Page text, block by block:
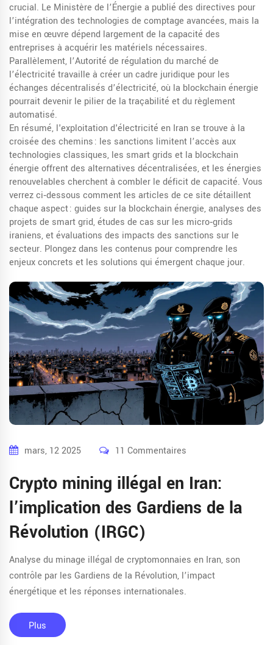
crucial. Le Ministère de l’Énergie a publié des directives pour
l’intégration des technologies de comptage avancées, mais la
mise en œuvre dépend largement de la capacité des
entreprises à acquérir les matériels nécessaires.
Parallèlement, l’Autorité de régulation du marché de
l’électricité travaille à créer un cadre juridique pour les
échanges décentralisés d’électricité, où la blockchain énergie
pourrait devenir le pilier de la traçabilité et du règlement
automatisé.
En résumé, l'exploitation d'électricité en Iran se trouve à la
croisée des chemins : les sanctions limitent l’accès aux
technologies classiques, les smart grids et la blockchain
énergie offrent des alternatives décentralisées, et les énergies
renouvelables cherchent à combler le déficit de capacité. Vous
verrez ci‑dessous comment les articles de ce site détaillent
chaque aspect : guides sur la blockchain énergie, analyses des
projets de smart grid, études de cas sur les micro‑grids
iraniens, et évaluations des impacts des sanctions sur le
secteur. Plongez dans les contenus pour comprendre les
enjeux concrets et les solutions qui émergent chaque jour.
mars, 12 2025 11 Commentaires
Crypto mining illégal en Iran:
l’implication des Gardiens de la
Révolution (IRGC)
Analyse du minage illégal de cryptomonnaies en Iran, son
contrôle par les Gardiens de la Révolution, l’impact
énergétique et les réponses internationales.
Plus